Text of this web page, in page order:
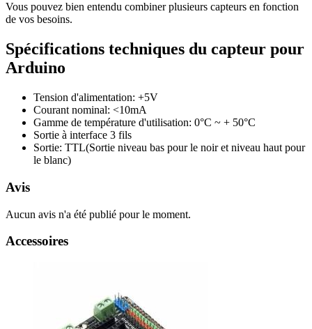
Vous pouvez bien entendu combiner plusieurs capteurs en fonction
de vos besoins.
Spécifications techniques du capteur pour
Arduino
Tension d'alimentation: +5V
Courant nominal: <10mA
Gamme de température d'utilisation: 0°C ~ + 50°C
Sortie à interface 3 fils
Sortie: TTL(Sortie niveau bas pour le noir et niveau haut pour
le blanc)
Avis
Aucun avis n'a été publié pour le moment.
Accessoires